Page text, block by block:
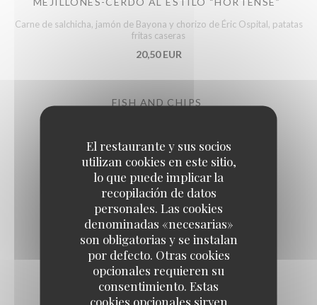
El restaurante y sus socios
utilizan cookies en este sitio,
lo que puede implicar la
recopilación de datos
personales. Las cookies
denominadas «necesarias»
son obligatorias y se instalan
por defecto. Otras cookies
opcionales requieren su
consentimiento. Estas
cookies opcionales sirven
Carne de salchicha, jamón de Bayona y chorizo de Éric Ospital, patatas
fritas caseras
20,50 EUR
FISH AND CHIPS
21,50 EUR
TARTAR DE SALMÓN ESCOCÉS
Patatas fritas caseras
24,50 EUR
FILETE DE DORADA ASADO